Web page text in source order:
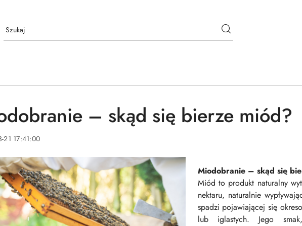
– skąd się bierze miód?
21 17:41:00
Miodobranie – skąd się
Miód to produkt naturalny
nektaru, naturalnie
spadzi pojawiającej się
lub iglastych. Jego